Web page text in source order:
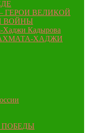
ГЕРОИ ВЕЛИКОЙ
ВОЙНЫ
Хаджи Кадырова
ХАДЖИ
ПОБЕДЫ